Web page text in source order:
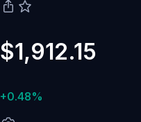
$1,912.15
+0.48%